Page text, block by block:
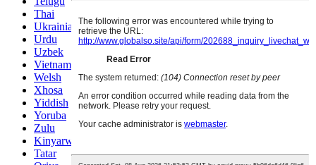
Thai
Ukrainian
Urdu
Uzbek
Vietnamese
Welsh
Xhosa
Yiddish
Yoruba
Zulu
Kinyarwanda
Tatar